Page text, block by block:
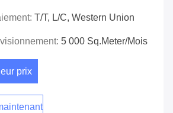
T/T, L/C, Western Union
5 000 Sq.meter/mois
prix